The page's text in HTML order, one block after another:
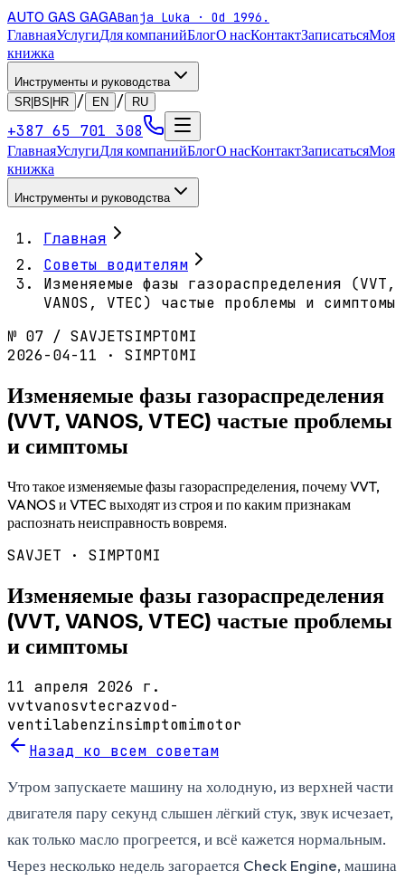
AUTO GAS GAGABanja Luka · Od 1996.
ГлавнаяУслугиДля компанийБлогО насКонтактЗаписатьсяМоя
книжка
Инструменты и руководства
SR|BS|HR
/ EN / RU
+387 65 701 308
ГлавнаяУслугиДля компанийБлогО насКонтактЗаписатьсяМоя
книжка
Инструменты и руководства
Главная
Советы водителям
Изменяемые фазы газораспределения (VVT,
VANOS, VTEC) частые проблемы и симптомы
№ 07 / SAVJETSIMPTOMI
2026-04-11 · SIMPTOMI
Изменяемые фазы газораспределения
(VVT, VANOS, VTEC) частые проблемы
и симптомы
Что такое изменяемые фазы газораспределения, почему VVT,
VANOS и VTEC выходят из строя и по каким признакам
распознать неисправность вовремя.
SAVJET · SIMPTOMI
Изменяемые фазы газораспределения
(VVT, VANOS, VTEC) частые проблемы
и симптомы
11 апреля 2026 г.
vvtvanosvtecrazvod-
ventilabenzinsimptomimotor
Назад ко всем советам
Утром запускаете машину на холодную, из верхней части
двигателя пару секунд слышен лёгкий стук, звук исчезает,
как только масло прогреется, и всё кажется нормальным.
Через несколько недель загорается Check Engine, машина